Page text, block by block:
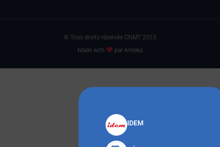
IDEM
© Tous droits réservés CNMT 2023
Made with
par Anteka